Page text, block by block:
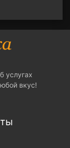
услугах
вкус!